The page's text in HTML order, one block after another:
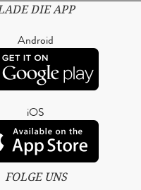
DIE APP
Android
iOS
FOLGE UNS